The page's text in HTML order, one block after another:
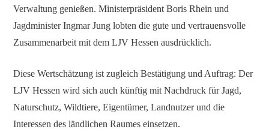
Verwaltung genießen. Ministerpräsident Boris Rhein und
Jagdminister Ingmar Jung lobten die gute und vertrauensvolle
Zusammenarbeit mit dem LJV Hessen ausdrücklich.
Diese Wertschätzung ist zugleich Bestätigung und Auftrag: Der
LJV Hessen wird sich auch künftig mit Nachdruck für Jagd,
Naturschutz, Wildtiere, Eigentümer, Landnutzer und die
Interessen des ländlichen Raumes einsetzen.